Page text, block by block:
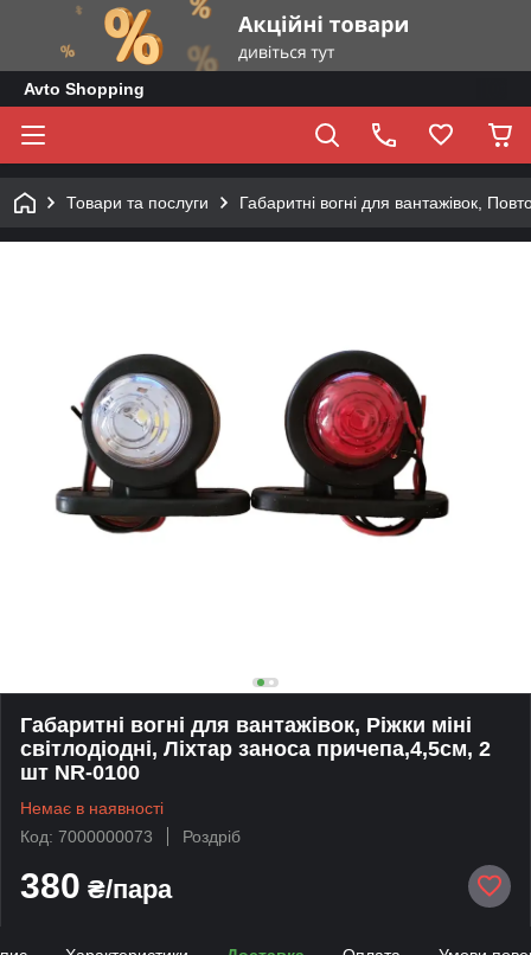
Avto Shopping
Товари та послуги Габаритні вогні для вантажівок,
Габаритні вогні для вантажівок, Ріжки міні
світлодіодні, Ліхтар заноса причепа,4,5см, 2
шт NR-0100
Немає в наявності
Код: 7000000073
Роздріб
380 ₴/пара